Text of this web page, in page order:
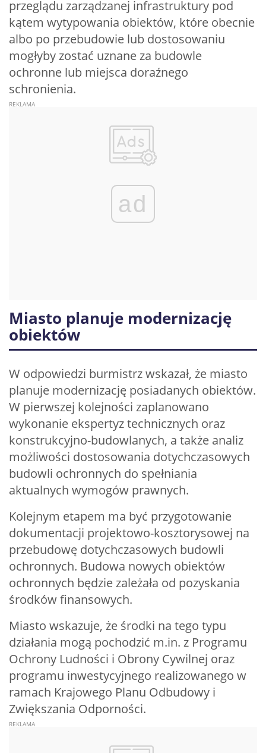
przeglądu zarządzanej infrastruktury pod
kątem wytypowania obiektów, które obecnie
albo po przebudowie lub dostosowaniu
mogłyby zostać uznane za budowle
ochronne lub miejsca doraźnego
schronienia.
ad
Miasto planuje modernizację
obiektów
W odpowiedzi burmistrz wskazał, że miasto
planuje modernizację posiadanych obiektów.
W pierwszej kolejności zaplanowano
wykonanie ekspertyz technicznych oraz
konstrukcyjno-budowlanych, a także analiz
możliwości dostosowania dotychczasowych
budowli ochronnych do spełniania
aktualnych wymogów prawnych.
Kolejnym etapem ma być przygotowanie
dokumentacji projektowo-kosztorysowej na
przebudowę dotychczasowych budowli
ochronnych. Budowa nowych obiektów
ochronnych będzie zależała od pozyskania
środków finansowych.
Miasto wskazuje, że środki na tego typu
działania mogą pochodzić m.in. z Programu
Ochrony Ludności i Obrony Cywilnej oraz
programu inwestycyjnego realizowanego w
ramach Krajowego Planu Odbudowy i
Zwiększania Odporności.